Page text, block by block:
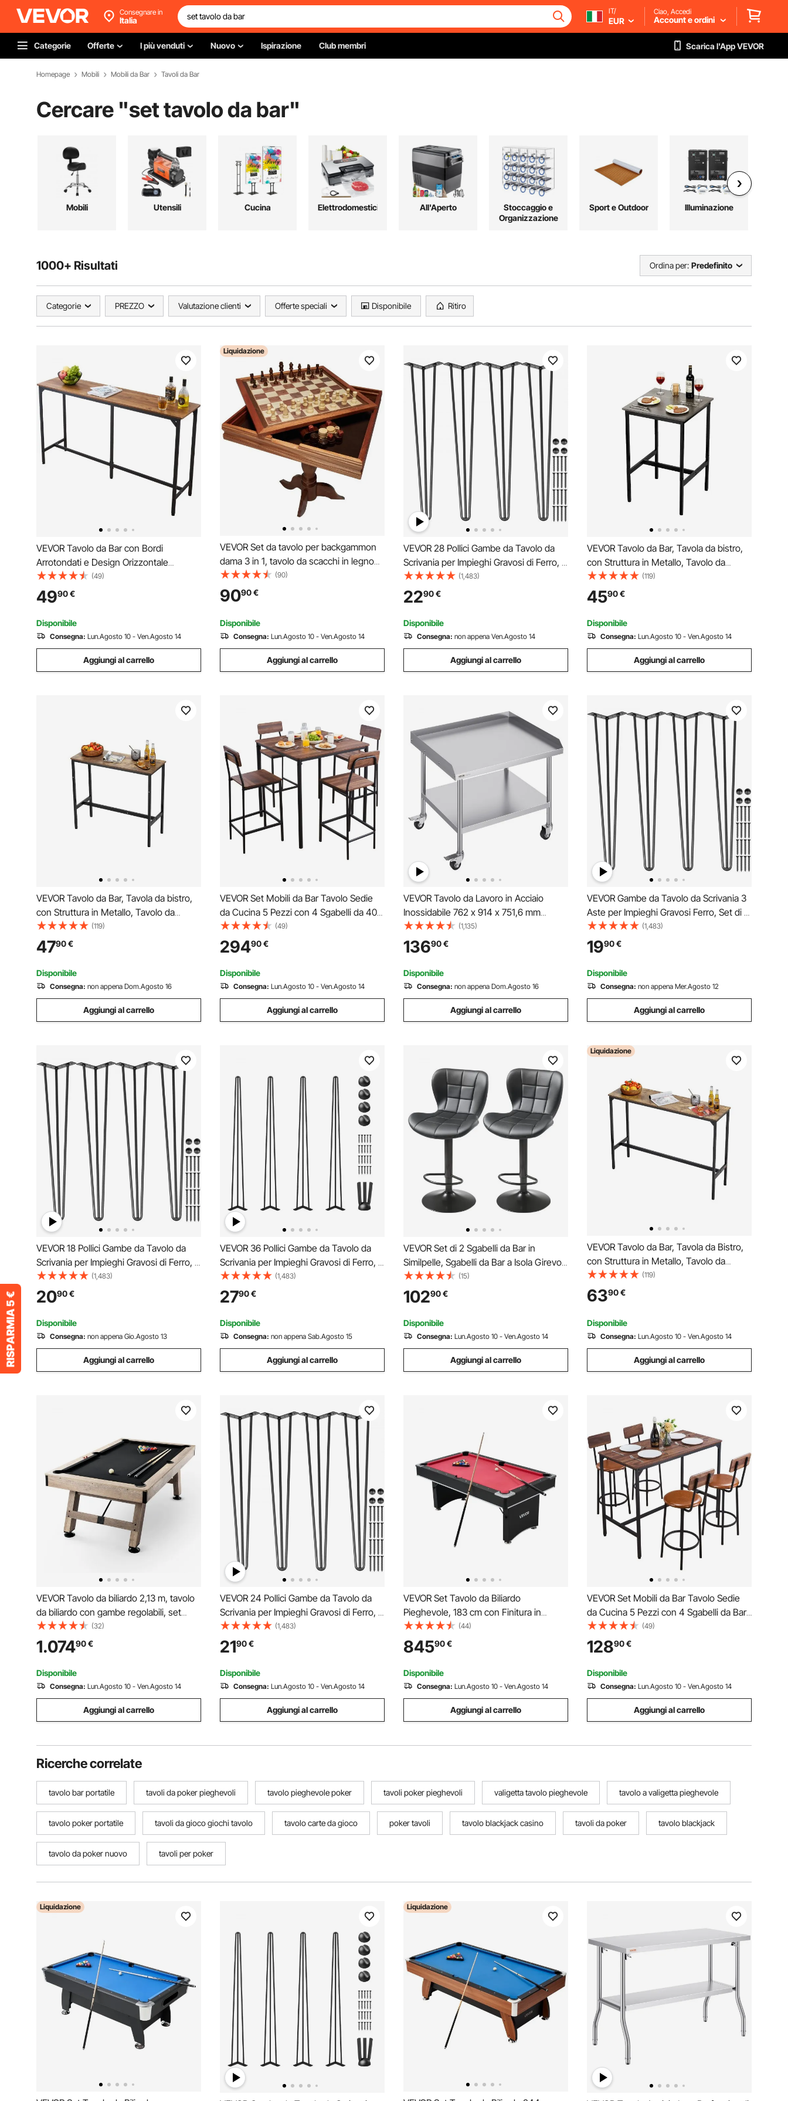
Consegnare in
Italia
IT/
EUR
Ciao, Accedi
Account e ordini
Categorie Offerte I più venduti Nuovo Ispirazione Club membri Scarica l'App VEVOR
Homepage Mobili Mobili da Bar Tavoli da Bar
Cercare "set tavolo da bar"
Mobili Utensili Cucina Elettrodomestici All'Aperto
Stoccaggio e
Organizzazione
Sport e Outdoor Illuminazione
1000+ Risultati Ordina per: Predefinito
Categorie PREZZO Valutazione clienti Offerte speciali Disponibile Ritiro
VEVOR Tavolo da Bar con Bordi
Arrotondati e Design Orizzontale
Estensibile, Tavolo da Pub Rettangolare
da 1600 x 398 x 915 mm, Marrone
Chiaro e Nero, Adatto per Minibar,
Ufficio, Sala da Pranzo
(49)
4990€
Disponibile
Consegna: Lun.Agosto 10 - Ven.Agosto 14
Aggiungi al carrello
Liquidazione
VEVOR Set da tavolo per backgammon
dama 3 in 1, tavolo da scacchi in legno
premium da 18 pollici, set di mobili da
tavolo da gioco combinato deluxe, set di
scacchi regalo per giochi da tavolo
(90)
9090€
Disponibile
Consegna: Lun.Agosto 10 - Ven.Agosto 14
Aggiungi al carrello
VEVOR 28 Pollici Gambe da Tavolo da
Scrivania per Impieghi Gravosi di Ferro, 4
Pezzi Gambe da Tavolo a Forcina per
Scrivania, Adatte per Tavolini, Divani,
Panche in Legno, Seggioloni, Tavolini da
Bar
(1,483)
2290€
Disponibile
Consegna: non appena Ven.Agosto 14
Aggiungi al carrello
VEVOR Tavolo da Bar, Tavola da bistro,
con Struttura in Metallo, Tavolo da
Cucina Stretto e Lungo, Tavolo da
pranzo, 610 x 610 x 914 mm, per Feste in
Soggiorno Pranzo Caffè, Marrone e
Nero
(119)
4590€
Disponibile
Consegna: Lun.Agosto 10 - Ven.Agosto 14
Aggiungi al carrello
VEVOR Tavolo da Bar, Tavola da bistro,
con Struttura in Metallo, Tavolo da
Cucina Stretto e Lungo, Tavolo da
pranzo, 991 x 406 x 902 mm, per Feste
in Soggiorno Pranzo Caffè, Marrone e
Nero
(119)
4790€
Disponibile
Consegna: non appena Dom.Agosto 16
Aggiungi al carrello
VEVOR Set Mobili da Bar Tavolo Sedie
da Cucina 5 Pezzi con 4 Sgabelli da 400
x 435 x 980 mm, Tavolo da Pub
Quadrato da 900 x 900 x 910 mm,
Adatto per Ufficio, Sala da Pranzo, Stile
Industriale
(49)
29490€
Disponibile
Consegna: Lun.Agosto 10 - Ven.Agosto 14
Aggiungi al carrello
VEVOR Tavolo da Lavoro in Acciaio
Inossidabile 762 x 914 x 751,6 mm
Tavolo da Lavoro Commerciale per
Preparazione degli Alimenti 4 Ruote,
Alzatina su 3 Lati, Tavolo da Lavoro in
Metallo per Ristorante
(1,135)
13690€
Disponibile
Consegna: non appena Dom.Agosto 16
Aggiungi al carrello
VEVOR Gambe da Tavolo da Scrivania 3
Aste per Impieghi Gravosi Ferro, Set di 4
Kit Gambe da Tavolo a Forcina per
Scrivania, Adatte per Tavolini, Divani,
Panche in Legno, Seggioloni, Tavolini da
Bar
(1,483)
1990€
Disponibile
Consegna: non appena Mer.Agosto 12
Aggiungi al carrello
VEVOR 18 Pollici Gambe da Tavolo da
Scrivania per Impieghi Gravosi di Ferro, 4
Pezzi Gambe da Tavolo a Forcina per
Scrivania, Adatte per Tavolini, Divani,
Panche in Legno, Seggioloni, Tavolini da
Bar
(1,483)
2090€
Disponibile
Consegna: non appena Gio.Agosto 13
Aggiungi al carrello
VEVOR 36 Pollici Gambe da Tavolo da
Scrivania per Impieghi Gravosi di Ferro, 4
Pezzi Gambe da Tavolo a Forcina per
Scrivania, Adatte per Tavolini, Divani,
Panche in Legno, Seggioloni, Tavolini da
Bar
(1,483)
2790€
Disponibile
Consegna: non appena Sab.Agosto 15
Aggiungi al carrello
VEVOR Set di 2 Sgabelli da Bar in
Similpelle, Sgabelli da Bar a Isola Girevoli
da Cucina con Schienale e Poggiapiedi,
Sedia Senza Braccioli Regolabile in
Altezza, per Cucina, Sala da Pranzo, Neri
(15)
10290€
Disponibile
Consegna: Lun.Agosto 10 - Ven.Agosto 14
Aggiungi al carrello
Liquidazione
VEVOR Tavolo da Bar, Tavola da Bistro,
con Struttura in Metallo, Tavolo da
Cucina Stretto e Lungo, Tavolo da
Pranzo,1397 x 381 x 991 mm, per Feste
in Soggiorno Pranzo Caffè, Marrone e
Nero
(119)
6390€
Disponibile
Consegna: Lun.Agosto 10 - Ven.Agosto 14
Aggiungi al carrello
VEVOR Tavolo da biliardo 2,13 m, tavolo
da biliardo con gambe regolabili, set
tavolo da biliardo comprensivo di palline,
stecche, gesso e spazzola, tavolo gioco
biliardo per sale giochi
(32)
1.07490€
Disponibile
Consegna: Lun.Agosto 10 - Ven.Agosto 14
Aggiungi al carrello
VEVOR 24 Pollici Gambe da Tavolo da
Scrivania per Impieghi Gravosi di Ferro, 4
Pezzi Gambe da Tavolo a Forcina per
Scrivania, Adatte per Tavolini, Divani,
Panche in Legno, Seggioloni, Tavolini da
Bar
(1,483)
2190€
Disponibile
Consegna: Lun.Agosto 10 - Ven.Agosto 14
Aggiungi al carrello
VEVOR Set Tavolo da Biliardo
Pieghevole, 183 cm con Finitura in
Legno, Portatile Tavolo da Gioco con
Piedini Regolabili, Set Completo con
Palline, Stecche, Rastrelliera, Gesso,
Nero con Panno Rosso
(44)
84590€
Disponibile
Consegna: Lun.Agosto 10 - Ven.Agosto 14
Aggiungi al carrello
VEVOR Set Mobili da Bar Tavolo Sedie
da Cucina 5 Pezzi con 4 Sgabelli da Bar
e Bordi Arrotondati, Tavolo da Pub
Rettangolare da 1200 x 600 x 915 mm,
Adatto per Ufficio, Sala da Pranzo,
Soggiorno
(49)
12890€
Disponibile
Consegna: Lun.Agosto 10 - Ven.Agosto 14
Aggiungi al carrello
Ricerche correlate
tavolo bar portatile tavoli da poker pieghevoli tavolo pieghevole poker tavoli poker pieghevoli valigetta tavolo pieghevole tavolo a valigetta pieghevole
tavolo poker portatile tavoli da gioco giochi tavolo tavolo carte da gioco poker tavoli tavolo blackjack casino tavoli da poker tavolo blackjack
tavolo da poker nuovo tavoli per poker
Liquidazione Liquidazione